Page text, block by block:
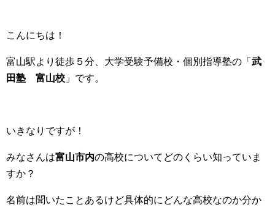
こんにちは！
富山駅より徒歩５分、大学受験予備校・個別指導塾の「 武
田塾 富山校 」です。
いきなりですが！
みなさんは富山市内の高校についてどのくらい知っていま
すか？
名前は聞いたことあるけど具体的にどんな高校なのか分か